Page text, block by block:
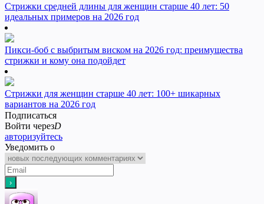
Стрижки средней длины для женщин старше 40 лет: 50
идеальных примеров на 2026 год
Пикси-боб с выбритым виском на 2026 год: преимущества
стрижки и кому она подойдет
Стрижки для женщин старше 40 лет: 100+ шикарных
вариантов на 2026 год
Подписаться
Войти черезD
авторизуйтесь
Уведомить о